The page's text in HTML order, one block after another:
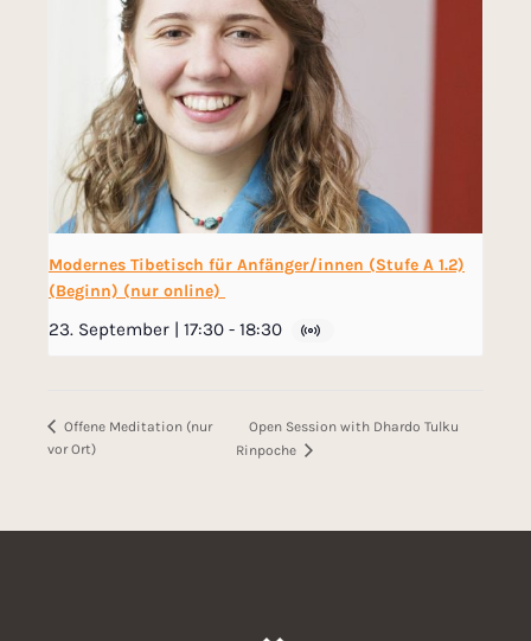
Modernes Tibetisch für Anfänger/innen (Stufe A 1.2)
(Beginn) (nur online)
23. September | 17:30 - 18:30
Offene Meditation (nur
vor Ort)
Open Session with Dhardo Tulku
Rinpoche